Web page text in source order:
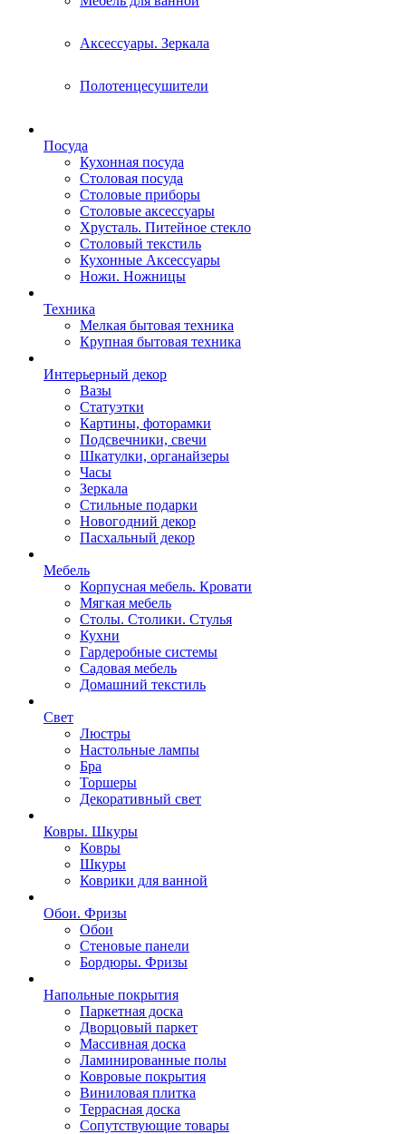
Аксессуары. Зеркала
Полотенцесушители
Посуда
Кухонная посуда
Столовая посуда
Столовые приборы
Столовые аксессуары
Хрусталь. Питейное стекло
Столовый текстиль
Кухонные Аксессуары
Ножи. Ножницы
Техника
Мелкая бытовая техника
Крупная бытовая техника
Интерьерный декор
Вазы
Статуэтки
Картины, фоторамки
Подсвечники, свечи
Шкатулки, органайзеры
Часы
Зеркала
Стильные подарки
Новогодний декор
Пасхальный декор
Мебель
Корпусная мебель. Кровати
Мягкая мебель
Столы. Столики. Стулья
Кухни
Гардеробные системы
Садовая мебель
Домашний текстиль
Свет
Люстры
Настольные лампы
Бра
Торшеры
Декоративный свет
Ковры. Шкуры
Ковры
Шкуры
Коврики для ванной
Обои. Фризы
Обои
Стеновые панели
Бордюры. Фризы
Напольные покрытия
Паркетная доска
Дворцовый паркет
Массивная доска
Ламинированные полы
Ковровые покрытия
Виниловая плитка
Террасная доска
Сопутствующие товары